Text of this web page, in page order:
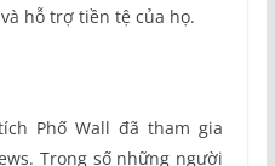
hỗ trợ tiền tệ của họ.
Phố Wall đã tham gia
Trong số những người